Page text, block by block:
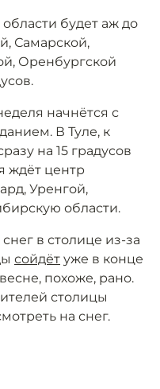
будет аж до
Самарской,
Оренбургской
начнётся с
В Туле, к
на 15 градусов
ждёт центр
Уренгой,
области.
в столице из-за
сойдёт уже в конце
похоже, рано.
столицы
на снег.